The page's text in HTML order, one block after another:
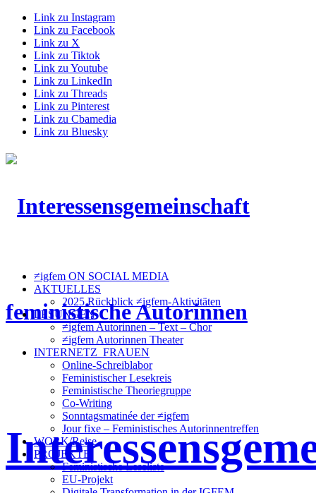
Link zu Instagram
Link zu Facebook
Link zu X
Link zu Tiktok
Link zu Youtube
Link zu LinkedIn
Link zu Threads
Link zu Pinterest
Link zu Cbamedia
Link zu Bluesky
≠igfem ON SOCIAL MEDIA
AKTUELLES
2025 Rückblick ≠igfem-Aktivitäten
LESUNGEN
≠igfem Autorinnen – Text – Chor
≠igfem Autorinnen Theater
INTERNETZ_FRAUEN
Online-Schreiblabor
Feministischer Lesekreis
Feministische Theoriegruppe
Co-Writing
Sonntagsmatinée der ≠igfem
Jour fixe – Feministisches Autorinnentreffen
WORK/Reise
PROJEKTE
Feministische Leseliste
EU-Projekt